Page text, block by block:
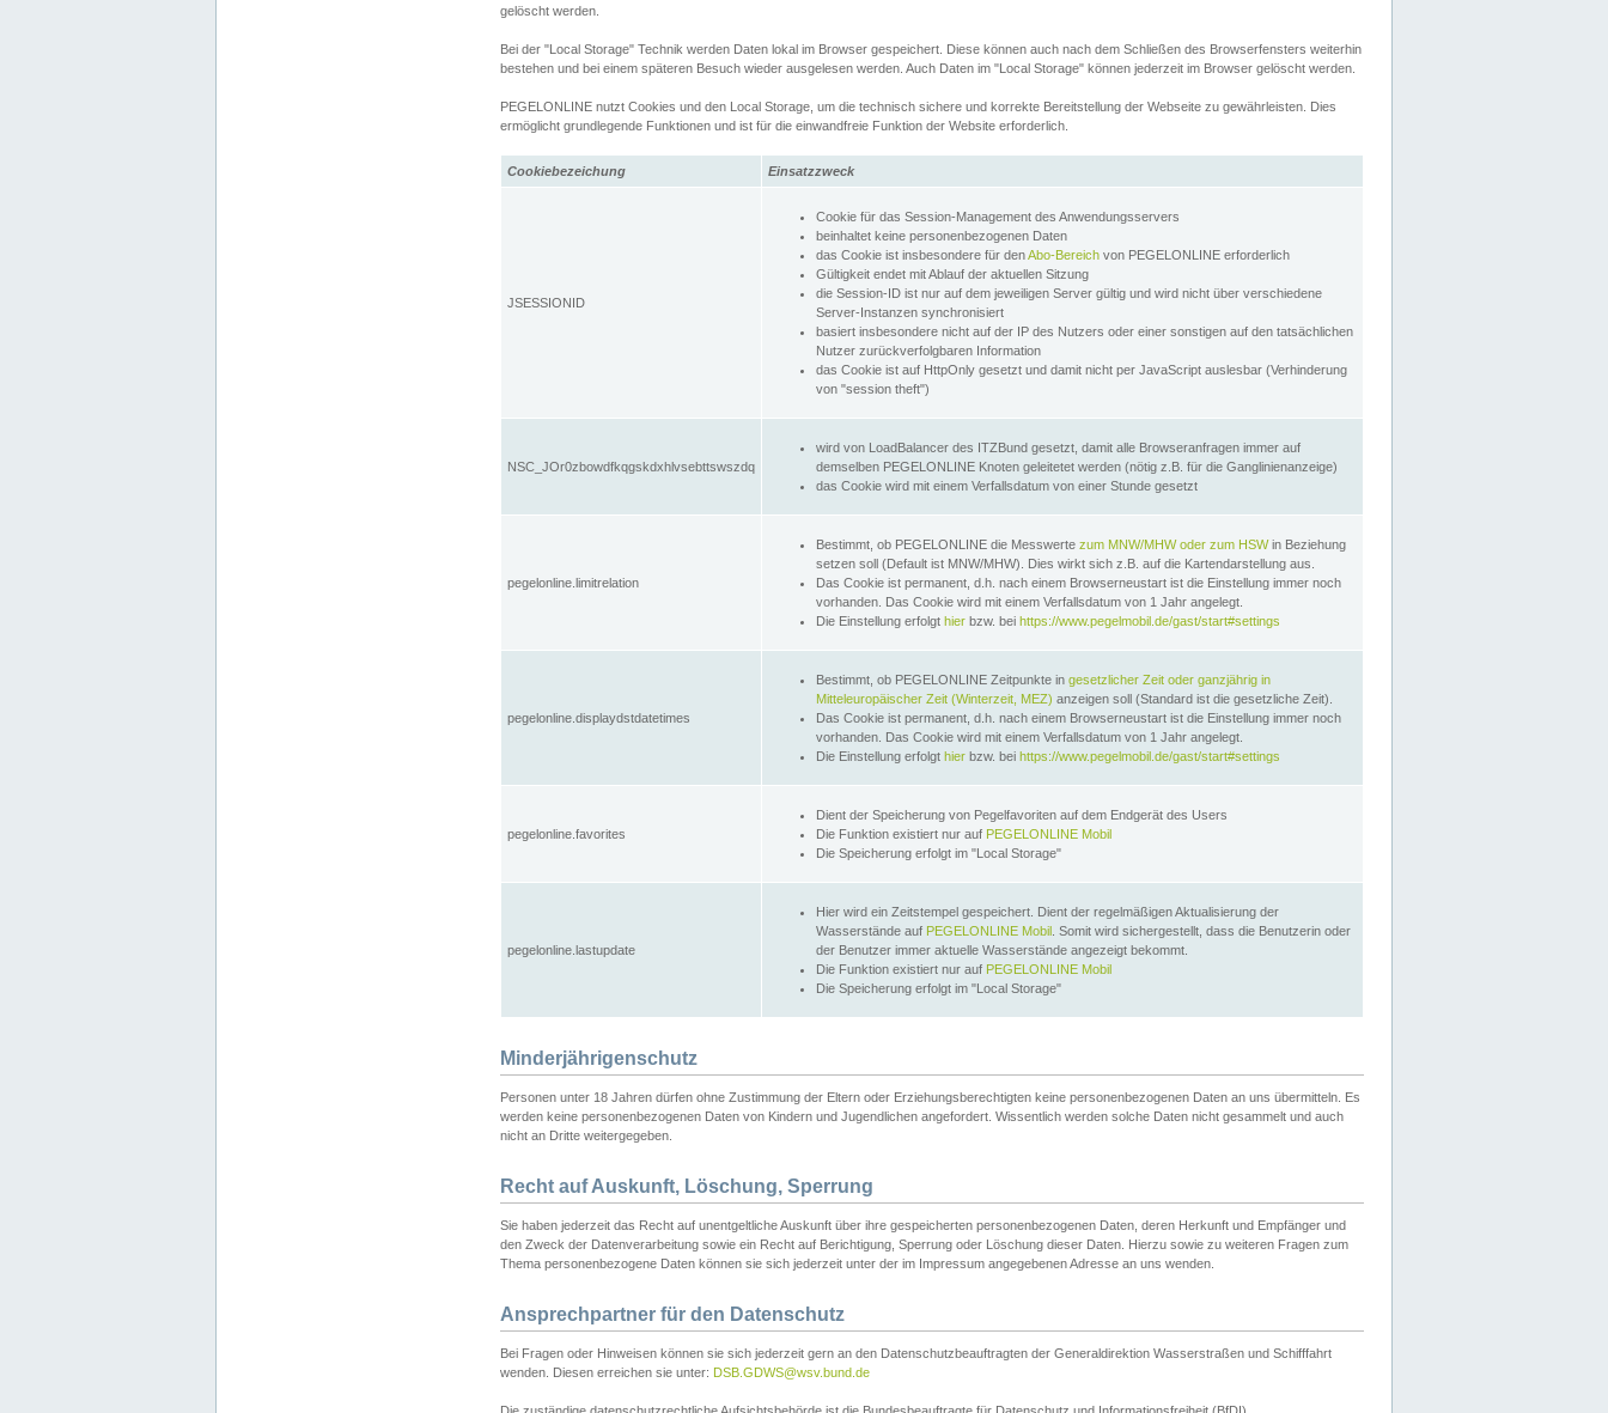
gelöscht werden.
Bei der "Local Storage" Technik werden Daten lokal im Browser gespeichert. Diese können auch nach dem Schließen des Browserfensters weiterhin
bestehen und bei einem späteren Besuch wieder ausgelesen werden. Auch Daten im "Local Storage" können jederzeit im Browser gelöscht werden.
PEGELONLINE nutzt Cookies und den Local Storage, um die technisch sichere und korrekte Bereitstellung der Webseite zu gewährleisten. Dies
ermöglicht grundlegende Funktionen und ist für die einwandfreie Funktion der Website erforderlich.
Cookiebezeichung Einsatzzweck
JSESSIONID
Cookie für das Session-Management des Anwendungsservers
beinhaltet keine personenbezogenen Daten
das Cookie ist insbesondere für denAbo-Bereich von PEGELONLINE erforderlich
Gültigkeit endet mit Ablauf der aktuellen Sitzung
die Session-ID ist nur auf dem jeweiligen Server gültig und wird nicht über verschiedene
Server-Instanzen synchronisiert
basiert insbesondere nicht auf der IP des Nutzers oder einer sonstigen auf den tatsächlichen
Nutzer zurückverfolgbaren Information
das Cookie ist auf HttpOnly gesetzt und damit nicht per JavaScript auslesbar (Verhinderung
von "session theft")
NSC_JOr0zbowdfkqgskdxhlvsebttswszdq
wird von LoadBalancer des ITZBund gesetzt, damit alle Browseranfragen immer auf
demselben PEGELONLINE Knoten geleitetet werden (nötig z.B. für die Ganglinienanzeige)
das Cookie wird mit einem Verfallsdatum von einer Stunde gesetzt
pegelonline.limitrelation
Bestimmt, ob PEGELONLINE die Messwerte zum MNW/MHW oder zum HSWin Beziehung
setzen soll (Default ist MNW/MHW). Dies wirkt sich z.B. auf die Kartendarstellung aus.
Das Cookie ist permanent, d.h. nach einem Browserneustart ist die Einstellung immer noch
vorhanden. Das Cookie wird mit einem Verfallsdatum von 1 Jahr angelegt.
Die Einstellung erfolgt hier bzw. bei https://www.pegelmobil.de/gast/start#settings
pegelonline.displaydstdatetimes
Bestimmt, ob PEGELONLINE Zeitpunkte in gesetzlicher Zeit oder ganzjährig in
Mitteleuropäischer Zeit (Winterzeit, MEZ) anzeigen soll (Standard ist die gesetzliche Zeit).
Das Cookie ist permanent, d.h. nach einem Browserneustart ist die Einstellung immer noch
vorhanden. Das Cookie wird mit einem Verfallsdatum von 1 Jahr angelegt.
Die Einstellung erfolgt hier bzw. bei https://www.pegelmobil.de/gast/start#settings
pegelonline.favorites
Dient der Speicherung von Pegelfavoriten auf dem Endgerät des Users
Die Funktion existiert nur auf PEGELONLINE Mobil
Die Speicherung erfolgt im "Local Storage"
pegelonline.lastupdate
Hier wird ein Zeitstempel gespeichert. Dient der regelmäßigen Aktualisierung der
Wasserstände auf PEGELONLINE Mobil . Somit wird sichergestellt, dass die Benutzerin oder
der Benutzer immer aktuelle Wasserstände angezeigt bekommt.
Die Funktion existiert nur auf PEGELONLINE Mobil
Die Speicherung erfolgt im "Local Storage"
Minderjährigenschutz
Personen unter 18 Jahren dürfen ohne Zustimmung der Eltern oder Erziehungsberechtigten keine personenbezogenen Daten an uns übermitteln. Es
werden keine personenbezogenen Daten von Kindern und Jugendlichen angefordert. Wissentlich werden solche Daten nicht gesammelt und auch
nicht an Dritte weitergegeben.
Recht auf Auskunft, Löschung, Sperrung
Sie haben jederzeit das Recht auf unentgeltliche Auskunft über ihre gespeicherten personenbezogenen Daten, deren Herkunft und Empfänger und
den Zweck der Datenverarbeitung sowie ein Recht auf Berichtigung, Sperrung oder Löschung dieser Daten. Hierzu sowie zu weiteren Fragen zum
Thema personenbezogene Daten können sie sich jederzeit unter der im Impressum angegebenen Adresse an uns wenden.
Ansprechpartner für den Datenschutz
Bei Fragen oder Hinweisen können sie sich jederzeit gern an den Datenschutzbeauftragten der Generaldirektion Wasserstraßen und Schifffahrt
wenden. Diesen erreichen sie unter: DSB.GDWS@wsv.bund.de